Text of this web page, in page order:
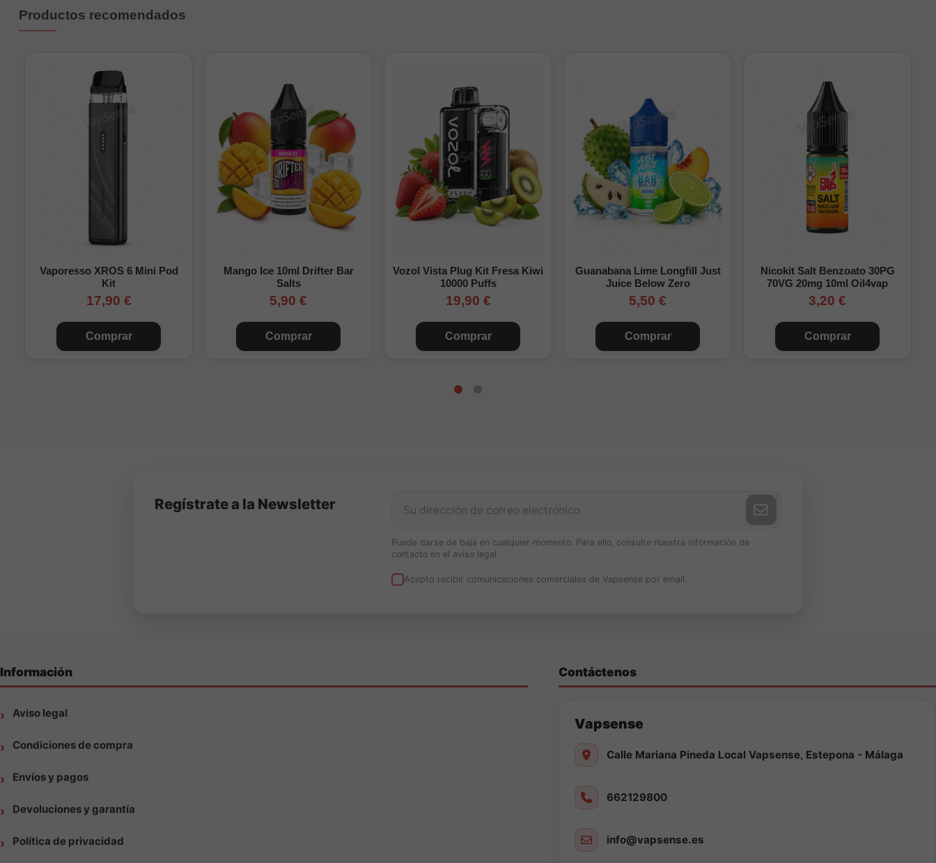
¿Tienes dudas sobre qué resistencia elegir? Consulta laguía completa sobre las diferencias entre Fused
Clapton Ni80 0.30Ω y 0.38Ω en nuestro blog
Mejora tu experiencia de vapeo con las Fused Clapton Coils Ni80 Thunder Cloud x Mike Vapes, disponibles
en Vapsense en formatos 0.30Ω y 0.38Ω.
Productos recomendados
Vaporesso XROS 6 Mini Pod
Kit
17,90 €
Comprar
Mango Ice 10ml Drifter Bar
Salts
5,90 €
Comprar
Vozol Vista Plug Kit Fresa Kiwi
10000 Puffs
19,90 €
Comprar
Guanabana Lime Longfill Just
Juice Below Zero
5,50 €
Comprar
Nicokit Salt Benzoato 30PG
70VG 20mg 10ml Oil4vap
3,20 €
Comprar
Regístrate a la Newsletter
Puede darse de baja en cualquier momento. Para ello, consulte nuestra información de
contacto en el aviso legal.
Acepto recibir comunicaciones comerciales de Vapsense por email.
Información
Aviso legal
Condiciones de compra
Envíos y pagos
Devoluciones y garantía
Política de privacidad
Contáctenos
Vapsense
Calle Mariana Pineda Local Vapsense, Estepona - Málaga
662129800
info@vapsense.es